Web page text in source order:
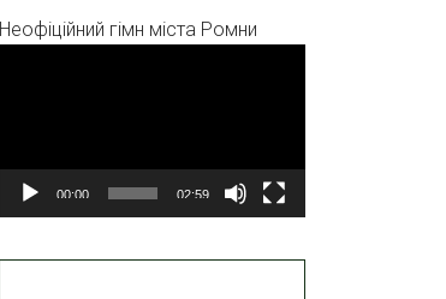
Неофіційний гімн міста Ромни
00:00 02:59